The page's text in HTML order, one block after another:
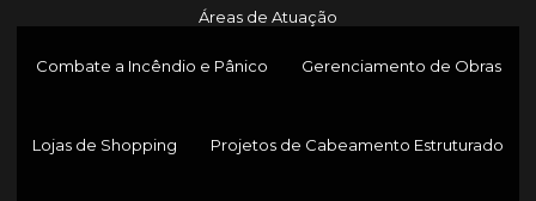
Áreas de Atuação
Combate a Incêndio e Pânico Gerenciamento de Obras
Lojas de Shopping Projetos de Cabeamento Estruturado